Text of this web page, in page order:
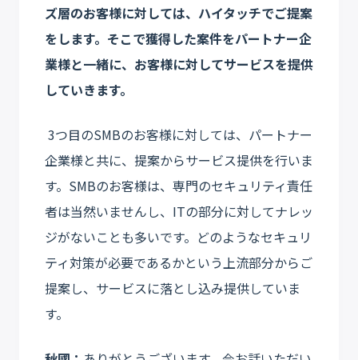
ズ層のお客様に対しては、ハイタッチでご提案
をします。そこで獲得した案件をパートナー企
業様と一緒に、お客様に対してサービスを提供
していきます。
3つ目のSMBのお客様に対しては、パートナー
企業様と共に、提案からサービス提供を行いま
す。SMBのお客様は、専門のセキュリティ責任
者は当然いませんし、ITの部分に対してナレッ
ジがないことも多いです。どのようなセキュリ
ティ対策が必要であるかという上流部分からご
提案し、サービスに落とし込み提供していま
す。